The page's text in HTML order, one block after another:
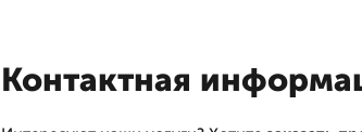
Контактная